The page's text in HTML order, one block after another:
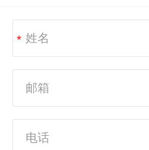
*